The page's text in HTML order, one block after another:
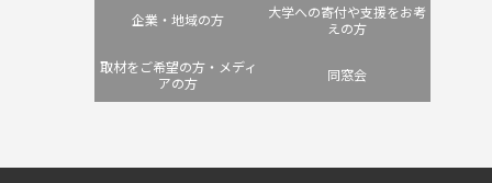
企業・地域の方
大学への寄付や支援をお考
えの方
取材をご希望の方・メディ
アの方
同窓会